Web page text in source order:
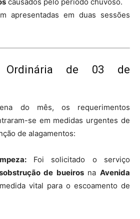
apresentadas em duas sessões
Ordinária de 03 de
do mês, os requerimentos
se em medidas urgentes de
de alagamentos:
Foi solicitado o serviço
de bueirosnaAvenida
vital para o escoamento de